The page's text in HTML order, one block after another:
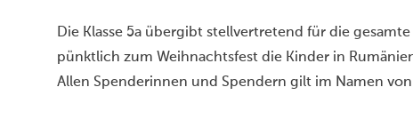
Die Klasse 5a übergibt stellvertretend für die
pünktlich zum Weihnachtsfest die Kinder in
Allen Spenderinnen und Spendern gilt im Namen